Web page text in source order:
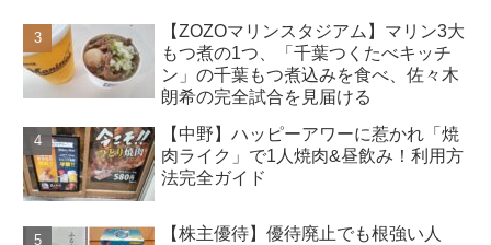
【ZOZOマリンスタジアム】マリン3大
もつ煮の1つ、「千葉つくたべキッチ
ン」の千葉もつ煮込みを食べ、佐々木
朗希の完全試合を見届ける
【中野】ハッピーアワーに惹かれ「焼
肉ライク」で1人焼肉&昼飲み！利用方
法完全ガイド
【株主優待】優待廃止でも根強い人